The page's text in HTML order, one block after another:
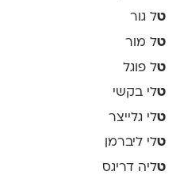
טל גור
טל מור
טל פוגל
טלי בקשי
טלי גלייצר
טלי ליברמן
טליה דריגס